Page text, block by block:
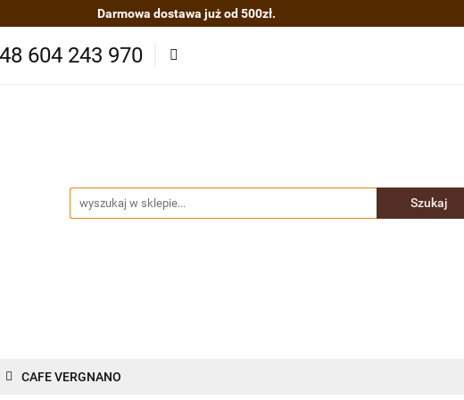
Darmowa dostawa już od 500zł.
604 243 970
informacje
herbaty Zestawy kaw i herbat Kawy organiczne BIO/EKO
CAFE VERGNANO